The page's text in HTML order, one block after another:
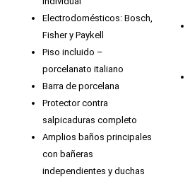
Electrodomésticos: Bosch,
Fisher y Paykell
Piso incluido –
porcelanato italiano
Barra de porcelana
Protector contra
salpicaduras completo
Amplios baños principales
con bañeras
independientes y duchas